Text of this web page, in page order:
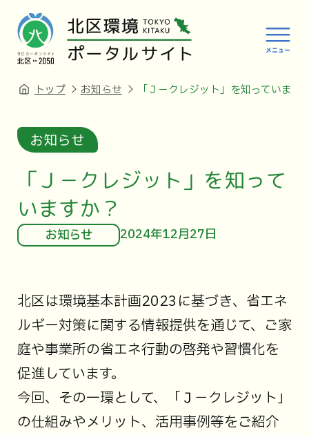
トップ お知らせ 「Ｊ－クレジット」を知っています
お知らせ
「Ｊ－クレジット」を知って
いますか？
お知らせ 2024年12月27日
北区は環境基本計画2023に基づき、省エネ
ルギー対策に関する情報提供を通じて、ご家
庭や事業所の省エネ行動の啓発や習慣化を
促進しています。
今回、その一環として、「Ｊ－クレジット」
の仕組みやメリット、活用事例等をご紹介